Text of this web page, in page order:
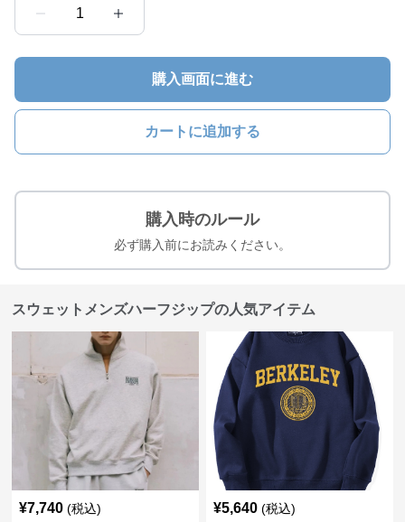
1
購入画面に進む
カートに追加する
購入時のルール
必ず購入前にお読みください。
スウェットメンズハーフジップの人気アイテム
¥7,740 (税込) ¥5,640 (税込)